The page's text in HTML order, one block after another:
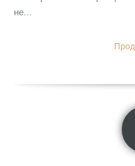
не...